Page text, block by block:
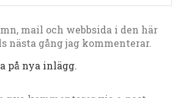
mail och webbsida i den här
nästa gång jag kommenterar.
på nya inlägg.